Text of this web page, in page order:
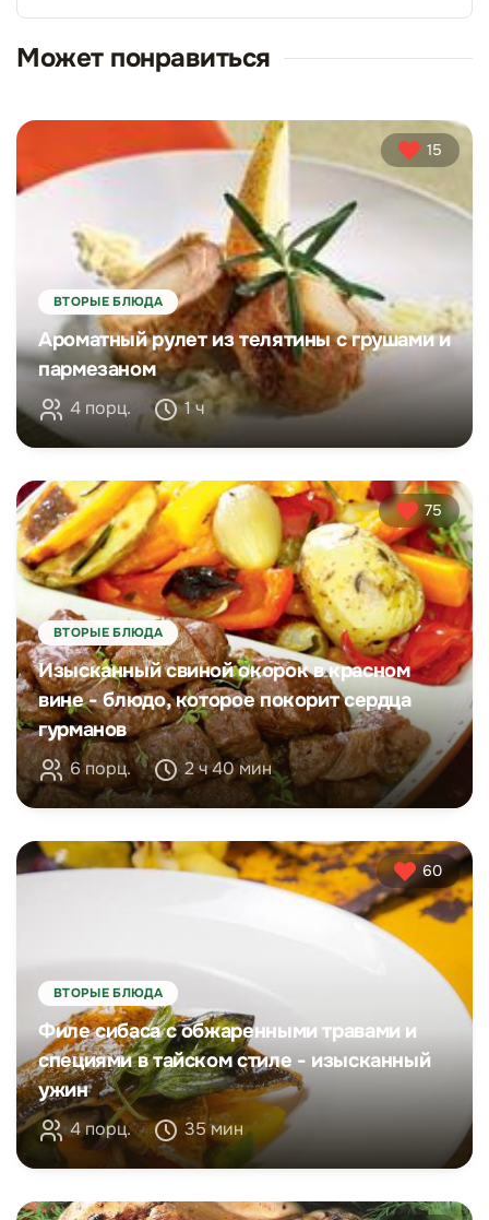
Может понравиться
15
ВТОРЫЕ БЛЮДА
Ароматный рулет из телятины с грушами и
пармезаном
4 порц. 1 ч
75
ВТОРЫЕ БЛЮДА
Изысканный свиной окорок в красном
вине - блюдо, которое покорит сердца
гурманов
6 порц. 2 ч 40 мин
60
ВТОРЫЕ БЛЮДА
Филе сибаса с обжаренными травами и
специями в тайском стиле - изысканный
ужин
4 порц. 35 мин